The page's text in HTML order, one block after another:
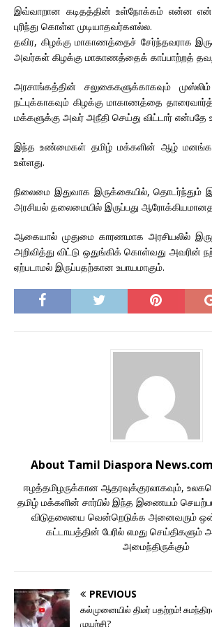
இவ்வாறான கடிதத்தின் உள்நோக்கம் என்ன
புரிந்து கொள்ள முடியாதவர்களல்ல.
தவிர, கிழக்கு மாகாணத்தைச் சேர்ந்தவராக
அவர்கள் கிழக்கு மாகாணத்தைக் காப்பாற்றத்
அரசாங்கத்தின் சலுகைகளுக்காகவும்
நட்புக்காகவும் கிழக்கு மாகாணத்தை
மக்களுக்கு அவர் அநீதி செய்து விட்டார்
இந்த உண்மைகள் தமிழ் மக்களின் ஆழ்
உள்ளது.
நிலைமை இதுவாக இருக்கையில், தொடர்ந்தும்
அரசியல் தலைமையில் இருப்பது
ஆகையால் முதுமை காரணமாக அரசியலில்
அறிவித்து விட்டு ஒதுங்கிக் கொள்வது அவரின்
ஏற்படாமல் இருப்பதற்கான உபாயமாகும்.
About Tamil Diaspora News.com
ஈழத்தமிழருக்கான ஆதரவுக்குரலாகவும்,
தமிழ் மக்களின் சார்பில் இந்த இணையம்
விடுதலையை வென்றெடுக்க அனைவரும்
கட்டாயத்தின் பேரில் எமது செய்திகளும்
அமைந்திருக்கும்
PREVIOUS
கல்முனையில் திடீர் பதற்றம்!
முயற்சி?